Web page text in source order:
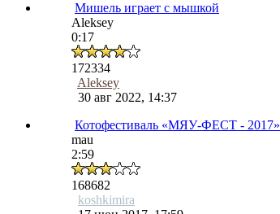
Мишель играет с мышкой
Aleksey
0:17
172334
Aleksey
30 авг 2022, 14:37
Котофестиваль «МЯУ-ФЕСТ - 2017»
mau
2:59
168682
koshkimira